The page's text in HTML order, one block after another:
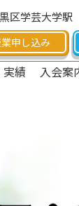
区学芸大学駅
申し込み
実績 入会案